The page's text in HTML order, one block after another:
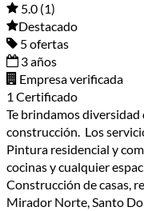
5.0 (1)
Destacado
5 ofertas
3 años
Empresa verificada
1 Certificado
Te brindamos diversidad
construcción. Los
Pintura residencial y
cocinas y cualquier
Construcción de casas,
Mirador Norte, Santo